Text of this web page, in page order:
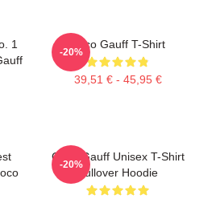
1
Coco Gauff T-Shirt
39,51 € - 45,95 €
-20%
Coco Gauff Unisex T-Shirt
Pullover Hoodie
-20%